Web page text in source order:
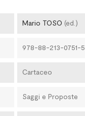
Mario TOSO (ed.)
978-88-213-0751-5
Cartaceo
Saggi e Proposte